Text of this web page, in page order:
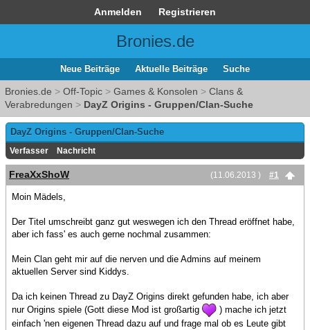
Anmelden Registrieren
Bronies.de
Neue Beiträge Aktuelle Beiträge Suche
Bronies.de > Off-Topic > Games & Konsolen > Clans &
Verabredungen > DayZ Origins - Gruppen/Clan-Suche
DayZ Origins - Gruppen/Clan-Suche
Verfasser Nachricht
(11.06.2013 ) #1
FreaXxShoW
Moin Mädels,
Der Titel umschreibt ganz gut weswegen ich den Thread eröffnet habe,
aber ich fass' es auch gerne nochmal zusammen:
Mein Clan geht mir auf die nerven und die Admins auf meinem
aktuellen Server sind Kiddys.
Da ich keinen Thread zu DayZ Origins direkt gefunden habe, ich aber
nur Origins spiele (Gott diese Mod ist großartig
) mache ich jetzt
einfach 'nen eigenen Thread dazu auf und frage mal ob es Leute gibt